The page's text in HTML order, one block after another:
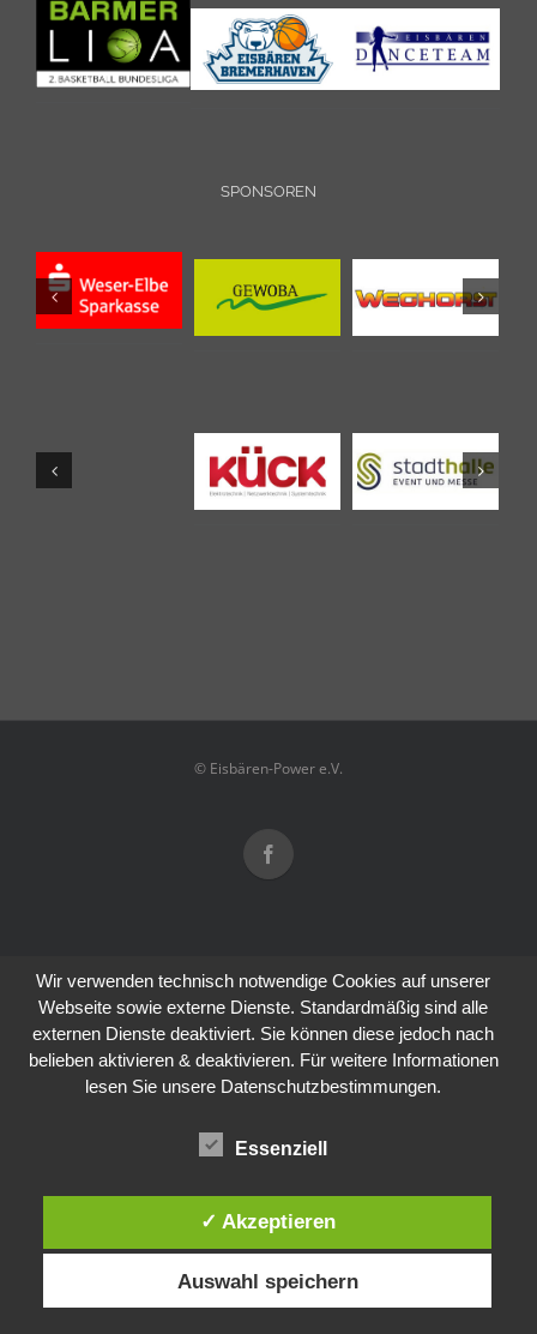
SPONSOREN
© Eisbären-Power e.V.
Wir verwenden technisch notwendige Cookies auf unserer
Webseite sowie externe Dienste. Standardmäßig sind alle
externen Dienste deaktiviert. Sie können diese jedoch nach
belieben aktivieren & deaktivieren. Für weitere Informationen
lesen Sie unsere Datenschutzbestimmungen.
Essenziell
✓ Akzeptieren
Auswahl speichern